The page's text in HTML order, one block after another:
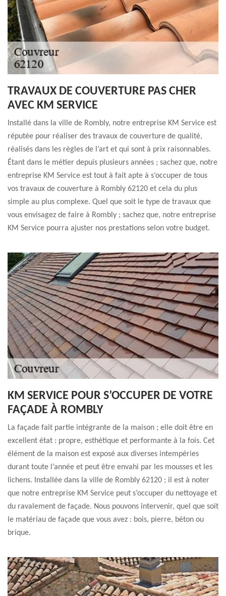
TRAVAUX DE COUVERTURE PAS CHER
AVEC KM SERVICE
Installé dans la ville de Rombly, notre entreprise KM Service est
réputée pour réaliser des travaux de couverture de qualité,
réalisés dans les règles de l’art et qui sont à prix raisonnables.
Étant dans le métier depuis plusieurs années ; sachez que, notre
entreprise KM Service est tout à fait apte à s’occuper de tous
vos travaux de couverture à Rombly 62120 et cela du plus
simple au plus complexe. Quel que soit le type de travaux que
vous envisagez de faire à Rombly ; sachez que, notre entreprise
KM Service pourra ajuster nos prestations selon votre budget.
KM SERVICE POUR S’OCCUPER DE VOTRE
FAÇADE À ROMBLY
La façade fait partie intégrante de la maison ; elle doit être en
excellent état : propre, esthétique et performante à la fois. Cet
élément de la maison est exposé aux diverses intempéries
durant toute l’année et peut être envahi par les mousses et les
lichens. Installée dans la ville de Rombly 62120 ; il est à noter
que notre entreprise KM Service peut s’occuper du nettoyage et
du ravalement de façade. Nous pouvons intervenir, quel que soit
le matériau de façade que vous avez : bois, pierre, béton ou
brique.